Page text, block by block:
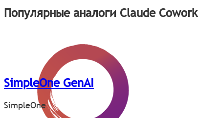
Популярные аналоги Claude Cowork
SimpleOne GenAI
SimpleOne